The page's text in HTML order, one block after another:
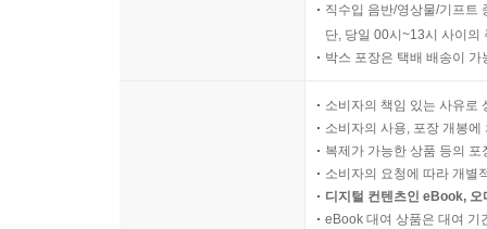
직수입 음반/영상물/기프트
단, 당일 00시~13시 사이의
박스 포장은 택배 배송이
소비자의 책임 있는 사유로
소비자의 사용, 포장 개봉
복제가 가능한 상품 등의
소비자의 요청에 따라 개별
디지털 컨텐츠인 eBook,
eBook 대여 상품은 대여 기